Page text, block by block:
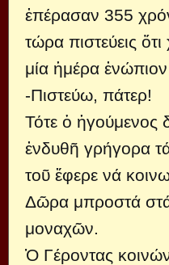
ἐπέρασαν 355
τώρα πιστεύεις ὅτι
μία ἡμέρα
-Πιστεύω, πάτερ!
Τότε ὁ ἡγούμενος
ἐνδυθῆ γρήγορα
τοῦ ἔφερε νά
Δῶρα μπροστά
μοναχῶν.
Ὁ Γέροντας